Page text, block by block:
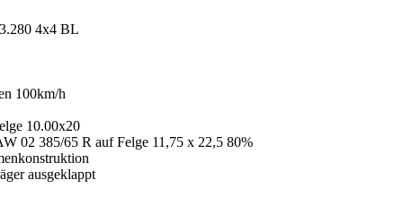
4x4 BL
100km/h
10.00x20
02 385/65 R auf Felge 11,75 x 22,5 80%
ausgeklappt